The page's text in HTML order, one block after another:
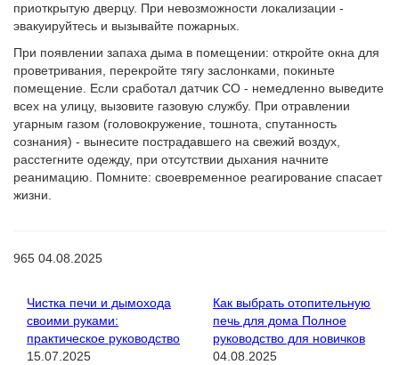
приоткрытую дверцу. При невозможности локализации -
эвакуируйтесь и вызывайте пожарных.
При появлении запаха дыма в помещении: откройте окна для
проветривания, перекройте тягу заслонками, покиньте
помещение. Если сработал датчик CO - немедленно выведите
всех на улицу, вызовите газовую службу. При отравлении
угарным газом (головокружение, тошнота, спутанность
сознания) - вынесите пострадавшего на свежий воздух,
расстегните одежду, при отсутствии дыхания начните
реанимацию. Помните: своевременное реагирование спасает
жизни.
965 04.08.2025
Чистка печи и дымохода
своими руками:
практическое руководство
15.07.2025
Как выбрать отопительную
печь для дома Полное
руководство для новичков
04.08.2025